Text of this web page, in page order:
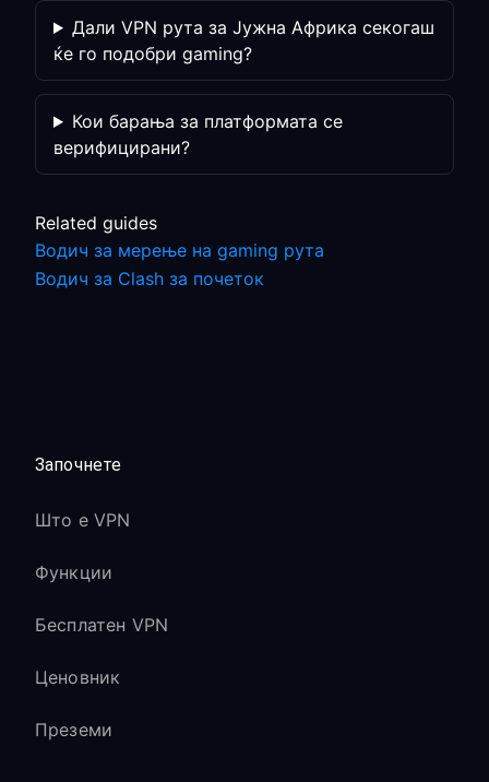
Дали VPN рута за Јужна Африка секогаш
ќе го подобри gaming?
Кои барања за платформата се
верифицирани?
Related guides
Водич за мерење на gaming рута
Водич за Clash за почеток
Започнете
Што е VPN
Функции
Бесплатен VPN
Ценовник
Преземи